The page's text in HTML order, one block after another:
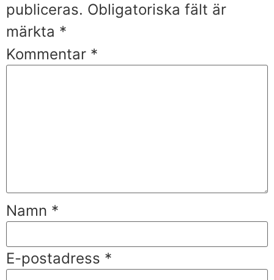
publiceras. Obligatoriska fält är
märkta *
Kommentar *
Namn *
E-postadress *